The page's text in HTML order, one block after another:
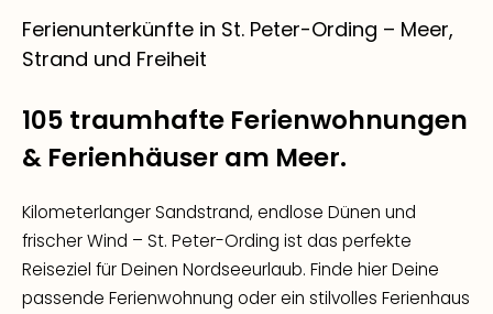
Ferienunterkünfte in St. Peter-Ording – Meer,
Strand und Freiheit
105 traumhafte Ferienwohnungen
& Ferienhäuser am Meer.
Kilometerlanger Sandstrand, endlose Dünen und
frischer Wind – St. Peter-Ording ist das perfekte
Reiseziel für Deinen Nordseeurlaub. Finde hier Deine
passende Ferienwohnung oder ein stilvolles Ferienhaus